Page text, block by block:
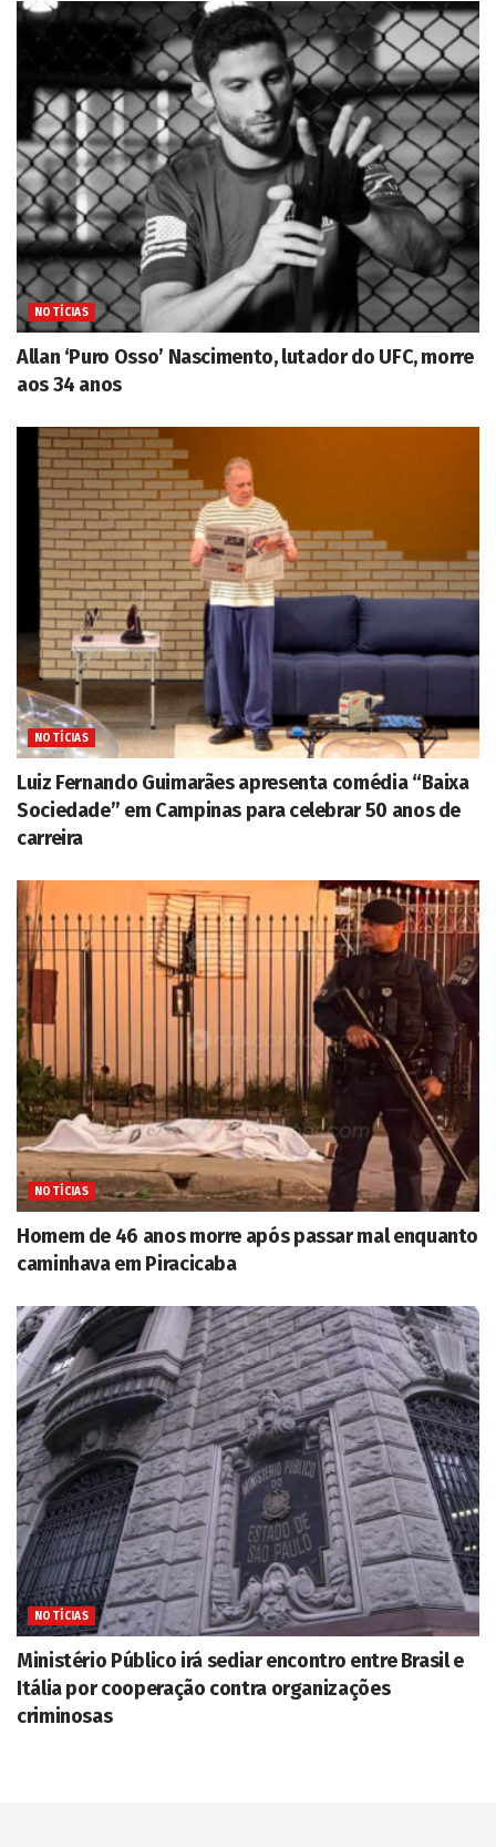
NOTÍCIAS
Allan ‘Puro Osso’ Nascimento, lutador do UFC, morre
aos 34 anos
NOTÍCIAS
Luiz Fernando Guimarães apresenta comédia “Baixa
Sociedade” em Campinas para celebrar 50 anos de
carreira
NOTÍCIAS
Homem de 46 anos morre após passar mal enquanto
caminhava em Piracicaba
NOTÍCIAS
Ministério Público irá sediar encontro entre Brasil e
Itália por cooperação contra organizações
criminosas